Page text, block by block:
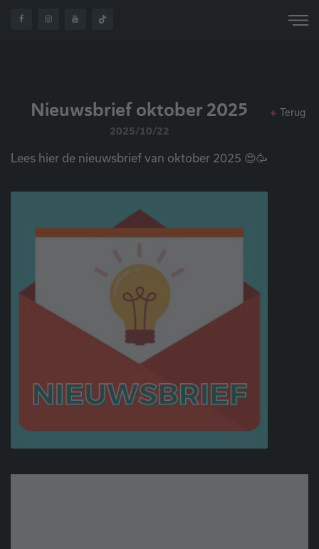
HOME OVER
Nieuwsbrief oktober 2025
2025/10/22
Lees hier de nieuwsbrief van oktober 2025 😍🥳
Terug